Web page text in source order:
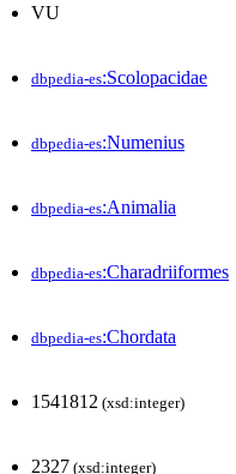
VU
dbpedia-es:Scolopacidae
dbpedia-es:Numenius
dbpedia-es:Animalia
dbpedia-es:Charadriiformes
dbpedia-es:Chordata
1541812 (xsd:integer)
2327 (xsd:integer)